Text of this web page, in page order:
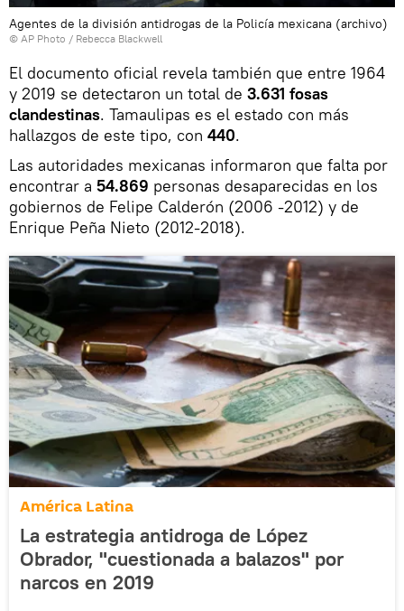
Agentes de la división antidrogas de la Policía mexicana (archivo)
© AP Photo / Rebecca Blackwell
El documento oficial revela también que entre 1964
y 2019 se detectaron un total de 3.631 fosas
clandestinas. Tamaulipas es el estado con más
hallazgos de este tipo, con 440.
Las autoridades mexicanas informaron que falta por
encontrar a 54.869 personas desaparecidas en los
gobiernos de Felipe Calderón (2006 -2012) y de
Enrique Peña Nieto (2012-2018).
América Latina
La estrategia antidroga de López
Obrador, "cuestionada a balazos" por
narcos en 2019